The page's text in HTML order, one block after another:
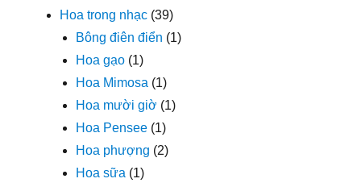
Hoa trong nhạc (39)
Bông điên điển (1)
Hoa gạo (1)
Hoa Mimosa (1)
Hoa mười giờ (1)
Hoa Pensee (1)
Hoa phượng (2)
Hoa sữa (1)